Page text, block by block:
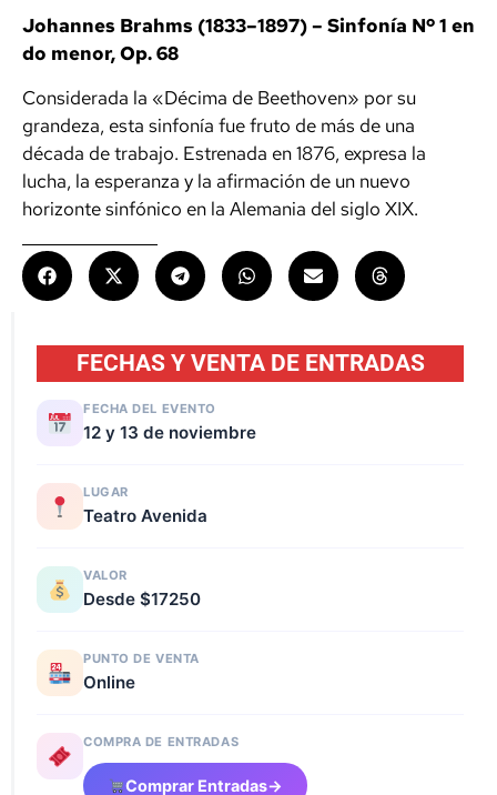
Johannes Brahms (1833–1897) – Sinfonía Nº 1 en
do menor, Op. 68
Considerada la «Décima de Beethoven» por su
grandeza, esta sinfonía fue fruto de más de una
década de trabajo. Estrenada en 1876, expresa la
lucha, la esperanza y la afirmación de un nuevo
horizonte sinfónico en la Alemania del siglo XIX.
FECHAS Y VENTA DE ENTRADAS
FECHA DEL EVENTO
12 y 13 de noviembre
LUGAR
Teatro Avenida
VALOR
Desde $17250
PUNTO DE VENTA
Online
COMPRA DE ENTRADAS
Comprar Entradas→